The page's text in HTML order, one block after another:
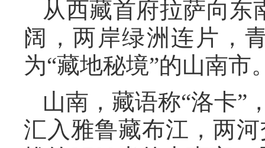
从西藏首府拉萨向东
阔，两岸绿洲连片，
为“藏地秘境”的山南市
山南，藏语称“洛卡”
汇入雅鲁藏布江，两